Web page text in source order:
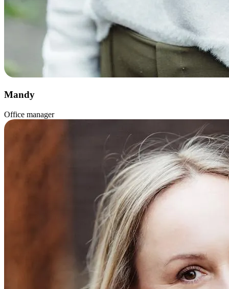
Mandy
Office manager